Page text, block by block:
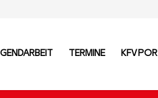
TERMINE KFV